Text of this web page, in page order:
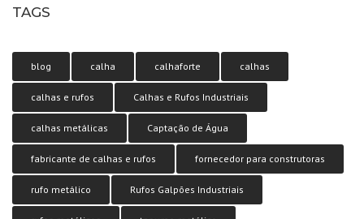
TAGS
blog calha calhaforte calhas
calhas e rufos Calhas e Rufos Industriais
calhas metálicas Captação de Água
fabricante de calhas e rufos fornecedor para construtoras
rufo metálico Rufos Galpões Industriais